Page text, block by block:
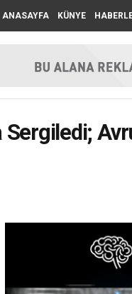
ANASAYFA KÜNYE